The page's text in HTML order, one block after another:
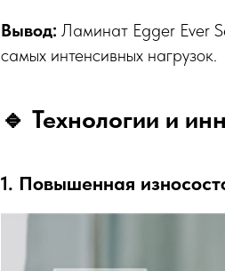
Вывод: Ламинат Egger Ever
самых интенсивных нагрузок.
🔹 Технологии и
1. Повышенная